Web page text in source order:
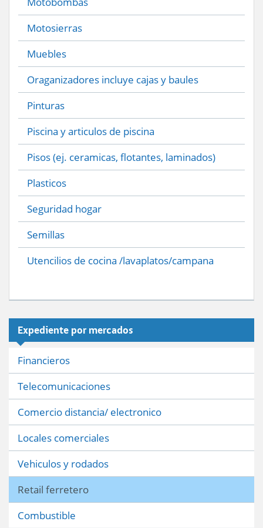
Motosierras
Muebles
Oraganizadores incluye cajas y baules
Pinturas
Piscina y articulos de piscina
Pisos (ej. ceramicas, flotantes, laminados)
Plasticos
Seguridad hogar
Semillas
Utencilios de cocina /lavaplatos/campana
Expediente por mercados
Financieros
Telecomunicaciones
Comercio distancia/ electronico
Locales comerciales
Vehiculos y rodados
Retail ferretero
Combustible